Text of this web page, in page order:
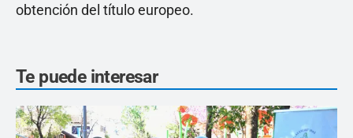
obtención del título europeo.
Te puede interesar